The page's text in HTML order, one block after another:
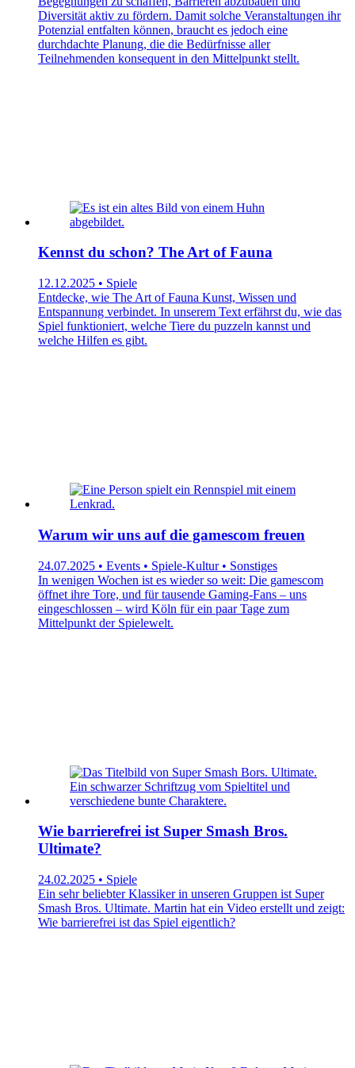
Diversität aktiv zu fördern. Damit solche Veranstaltungen ihr
Potenzial entfalten können, braucht es jedoch eine
durchdachte Planung, die die Bedürfnisse aller
Teilnehmenden konsequent in den Mittelpunkt stellt.
Kennst du schon? The Art of Fauna
12.12.2025 • Spiele
Entdecke, wie The Art of Fauna Kunst, Wissen und
Entspannung verbindet. In unserem Text erfährst du, wie das
Spiel funktioniert, welche Tiere du puzzeln kannst und
welche Hilfen es gibt.
Warum wir uns auf die gamescom freuen
24.07.2025 • Events • Spiele-Kultur • Sonstiges
In wenigen Wochen ist es wieder so weit: Die gamescom
öffnet ihre Tore, und für tausende Gaming-Fans – uns
eingeschlossen – wird Köln für ein paar Tage zum
Mittelpunkt der Spielewelt.
Wie barrierefrei ist Super Smash Bros.
Ultimate?
24.02.2025 • Spiele
Ein sehr beliebter Klassiker in unseren Gruppen ist Super
Smash Bros. Ultimate. Martin hat ein Video erstellt und zeigt:
Wie barrierefrei ist das Spiel eigentlich?